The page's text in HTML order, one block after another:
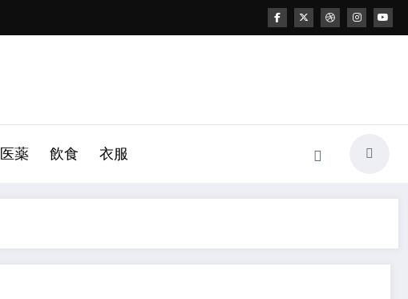
医薬 飲食 衣服